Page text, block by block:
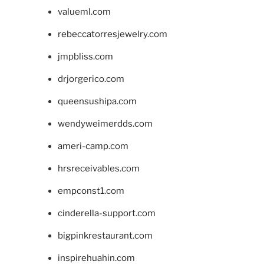
valueml.com
rebeccatorresjewelry.com
jmpbliss.com
drjorgerico.com
queensushipa.com
wendyweimerdds.com
ameri-camp.com
hrsreceivables.com
empconst1.com
cinderella-support.com
bigpinkrestaurant.com
inspirehuahin.com